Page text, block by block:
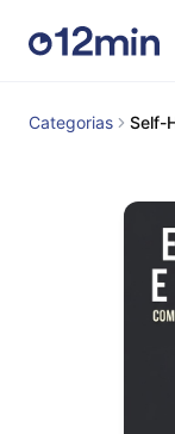
Categorias Self-